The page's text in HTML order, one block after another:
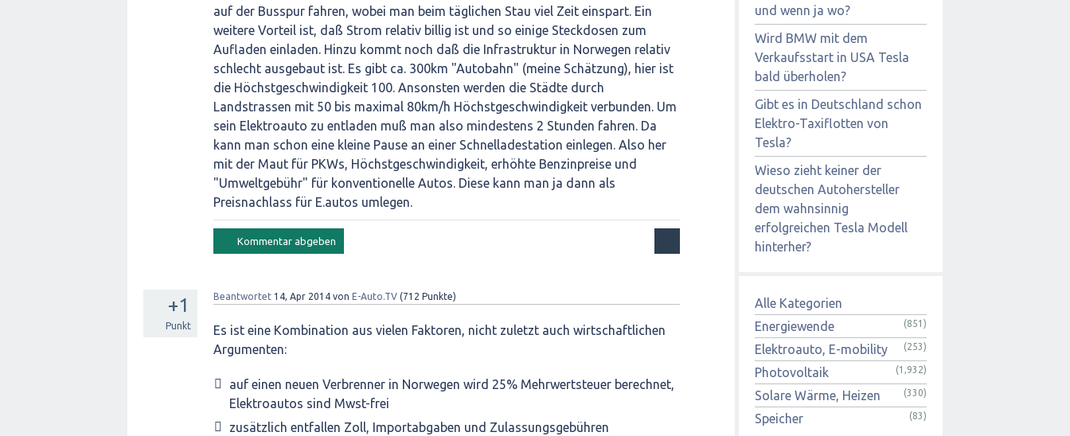
auf der Busspur fahren, wobei man beim täglichen Stau viel Zeit einspart. Ein
weitere Vorteil ist, daß Strom relativ billig ist und so einige Steckdosen zum
Aufladen einladen. Hinzu kommt noch daß die Infrastruktur in Norwegen relativ
schlecht ausgebaut ist. Es gibt ca. 300km "Autobahn" (meine Schätzung), hier ist
die Höchstgeschwindigkeit 100. Ansonsten werden die Städte durch
Landstrassen mit 50 bis maximal 80km/h Höchstgeschwindigkeit verbunden. Um
sein Elektroauto zu entladen muß man also mindestens 2 Stunden fahren. Da
kann man schon eine kleine Pause an einer Schnelladestation einlegen. Also her
mit der Maut für PKWs, Höchstgeschwindigkeit, erhöhte Benzinpreise und
"Umweltgebühr" für konventionelle Autos. Diese kann man ja dann als
Preisnachlass für E.autos umlegen.
+1
Punkt
Beantwortet 14, Apr 2014 von E-Auto.TV (712 Punkte)
Es ist eine Kombination aus vielen Faktoren, nicht zuletzt auch wirtschaftlichen
Argumenten:
auf einen neuen Verbrenner in Norwegen wird 25% Mehrwertsteuer berechnet,
Elektroautos sind Mwst-frei
zusätzlich entfallen Zoll, Importabgaben und Zulassungsgebühren
und wenn ja wo?
Wird BMW mit dem
Verkaufsstart in USA Tesla
bald überholen?
Gibt es in Deutschland schon
Elektro-Taxiflotten von
Tesla?
Wieso zieht keiner der
deutschen Autohersteller
dem wahnsinnig
erfolgreichen Tesla Modell
hinterher?
Alle Kategorien
Energiewende
(851)
Elektroauto, E-mobility (253)
Photovoltaik (1,932)
Solare Wärme, Heizen (330)
Speicher (83)